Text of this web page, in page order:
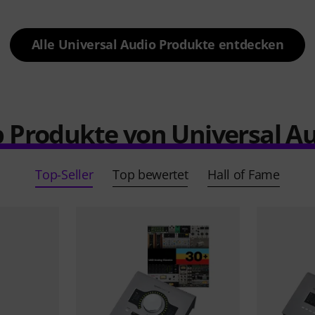
Alle Universal Audio Produkte entdecken
Produkte von Universal
Top-Seller Top bewertet Hall of Fame